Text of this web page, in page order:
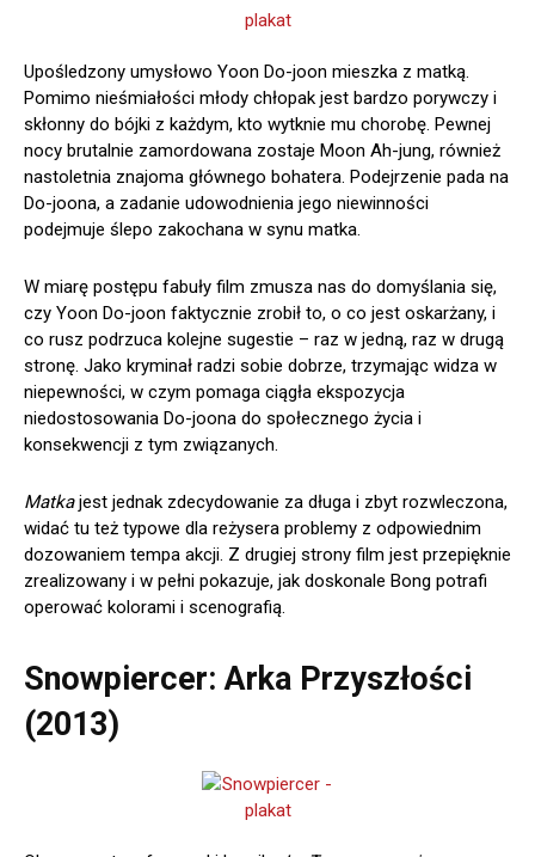
Upośledzony umysłowo Yoon Do-joon mieszka z matką.
Pomimo nieśmiałości młody chłopak jest bardzo porywczy i
skłonny do bójki z każdym, kto wytknie mu chorobę. Pewnej
nocy brutalnie zamordowana zostaje Moon Ah-jung, również
nastoletnia znajoma głównego bohatera. Podejrzenie pada na
Do-joona, a zadanie udowodnienia jego niewinności
podejmuje ślepo zakochana w synu matka.
W miarę postępu fabuły film zmusza nas do domyślania się,
czy Yoon Do-joon faktycznie zrobił to, o co jest oskarżany, i
co rusz podrzuca kolejne sugestie – raz w jedną, raz w drugą
stronę. Jako kryminał radzi sobie dobrze, trzymając widza w
niepewności, w czym pomaga ciągła ekspozycja
niedostosowania Do-joona do społecznego życia i
konsekwencji z tym związanych.
Matkajest jednak zdecydowanie za długa i zbyt rozwleczona,
widać tu też typowe dla reżysera problemy z odpowiednim
dozowaniem tempa akcji. Z drugiej strony film jest przepięknie
zrealizowany i w pełni pokazuje, jak doskonale Bong potrafi
operować kolorami i scenografią.
Snowpiercer: Arka Przyszłości
(2013)